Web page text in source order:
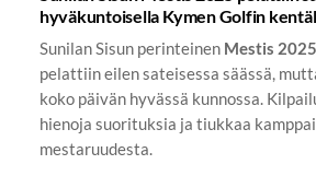
hyväkuntoisella Kymen Golfin
Sunilan Sisun perinteinen Mestis
pelattiin eilen sateisessa säässä,
koko päivän hyvässä kunnossa.
hienoja suorituksia ja tiukkaa
mestaruudesta.